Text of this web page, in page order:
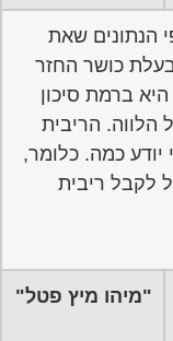
הנתונים שאת
כושר החזר
ברמת סיכון
הריבית
יודע כמה. כלומר,
לקבל ריבית
"מיהו מיץ פטל"